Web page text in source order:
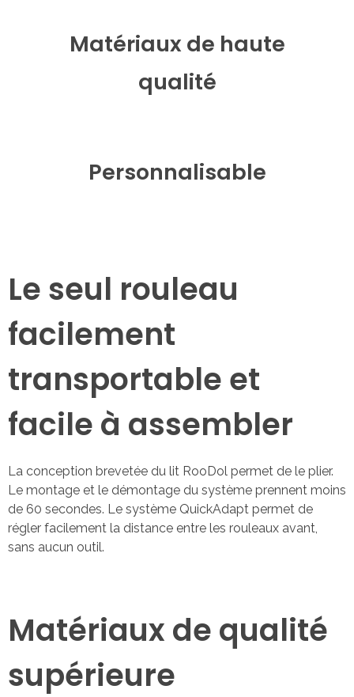
Matériaux de haute
qualité
Personnalisable
Le seul rouleau
facilement
transportable et
facile à assembler
La conception brevetée du lit RooDol permet de le plier.
Le montage et le démontage du système prennent moins
de 60 secondes. Le système QuickAdapt permet de
régler facilement la distance entre les rouleaux avant,
sans aucun outil.
Matériaux de qualité
supérieure